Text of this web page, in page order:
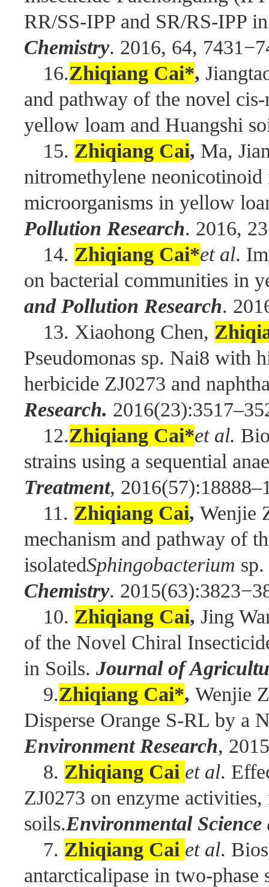
RR/SS-IPP and SR/RS-IPP
Chemistry. 2016, 64,
16.Zhiqiang Cai*,
and pathway of the novel
yellow loam and Huangshi
15. Zhiqiang Cai, Ma,
nitromethylene
microorganisms in yellow
Pollution Research. 2016,
14. Zhiqiang Cai*et al.
on bacterial communities in
and Pollution Research.
13. Xiaohong Chen,
Pseudomonas sp. Nai8 with
herbicide ZJ0273 and
Research.
12.Zhiqiang Cai*et al.
strains using a sequential
Treatment,
11. Zhiqiang Cai, Wenjie
mechanism and pathway of
isolatedSphingobacterium
Chemistry.
10. Zhiqiang Cai, Jing
of the Novel Chiral
in Soils. Journal of
9.Zhiqiang Cai*, Wenjie
Disperse Orange S-RL by a
Environment Research,
8. Zhiqiang Cai et al.
ZJ0273 on enzyme
soils.Environmental
7. Zhiqiang Cai et al.
antarcticalipase in two-phase